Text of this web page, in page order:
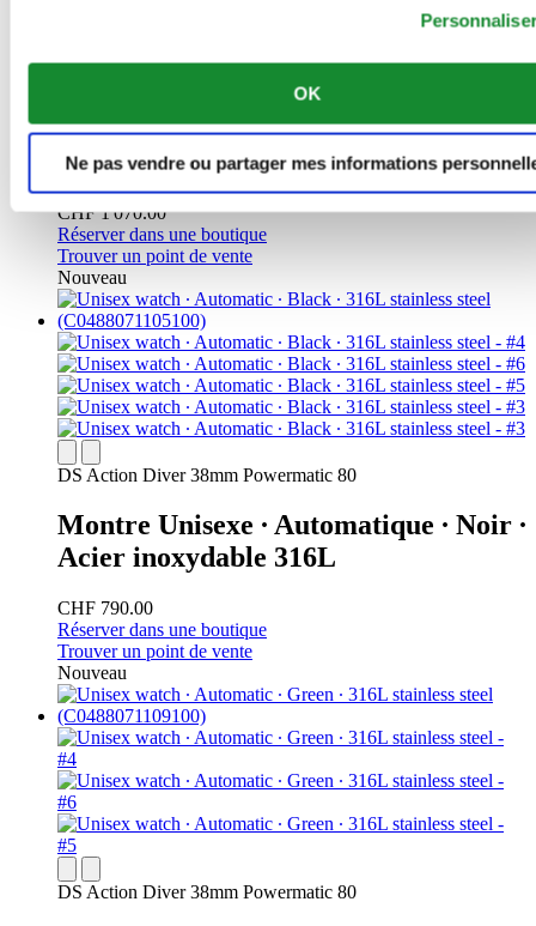
OK
Ne pas vendre ou partager mes informations
Montre Homme ∙ Automatique ∙ Bleu
∙ Acier inoxydable 316L
CHF 1'070.00
Réserver dans une boutique
Trouver un point de vente
Nouveau
DS Action Diver 38mm Powermatic 80
Montre Unisexe ∙ Automatique ∙ Noir ∙
Acier inoxydable 316L
CHF 790.00
Réserver dans une boutique
Trouver un point de vente
Nouveau
DS Action Diver 38mm Powermatic 80